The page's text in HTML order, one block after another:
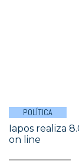
POLÍTICA
Iapos realiza
on line